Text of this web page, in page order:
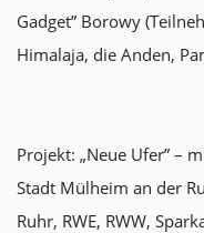
Gadget” Borowy
Himalaja, die Anden,
Projekt: „Neue Ufer” –
Stadt Mülheim an der
Ruhr, RWE, RWW,